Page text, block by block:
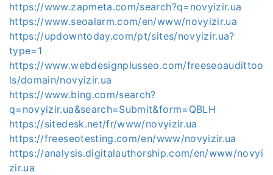
https://www.zapmeta.com/search?q=novyizir.ua
https://www.seoalarm.com/en/www/novyizir.ua
https://updowntoday.com/pt/sites/novyizir.ua?
type=1
https://www.webdesignplusseo.com/freeseoaudittoo
ls/domain/novyizir.ua
https://www.bing.com/search?
q=novyizir.ua&search=Submit&form=QBLH
https://sitedesk.net/fr/www/novyizir.ua
https://freeseotesting.com/en/www/novyizir.ua
https://analysis.digitalauthorship.com/en/www/novyi
zir.ua